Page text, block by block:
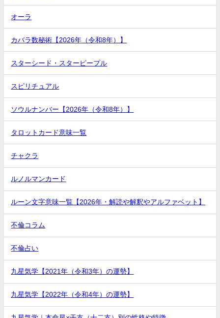
オーラ
カバラ数秘術【2026年（令和8年）】
スターシード・スターピープル
スピリチュアル
ソウルナンバー【2026年（令和8年）】
タロットカード意味一覧
チャクラ
ルノルマンカード
ルーン文字意味一覧【2026年・解読や解釈やアルファベット】
不倫コラム
不倫占い
九星気学【2021年（令和3年）の運勢】
九星気学【2022年（令和4年）の運勢】